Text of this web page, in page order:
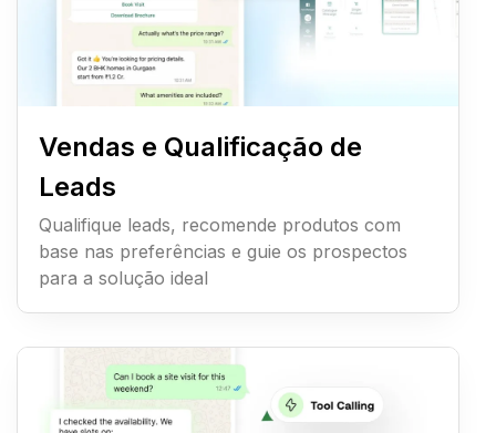
Vendas e Qualificação de
Leads
Qualifique leads, recomende produtos com
base nas preferências e guie os prospectos
para a solução ideal